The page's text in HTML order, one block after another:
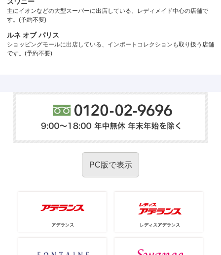
主にイオンなどの大型スーパーに出店している、レディメイド中心の店舗で
す。(予約不要)
ルネ オブ パリス
ショッピングモールに出店している、インポートコレクションも取り扱う店舗
です。(予約不要)
PC版で表示